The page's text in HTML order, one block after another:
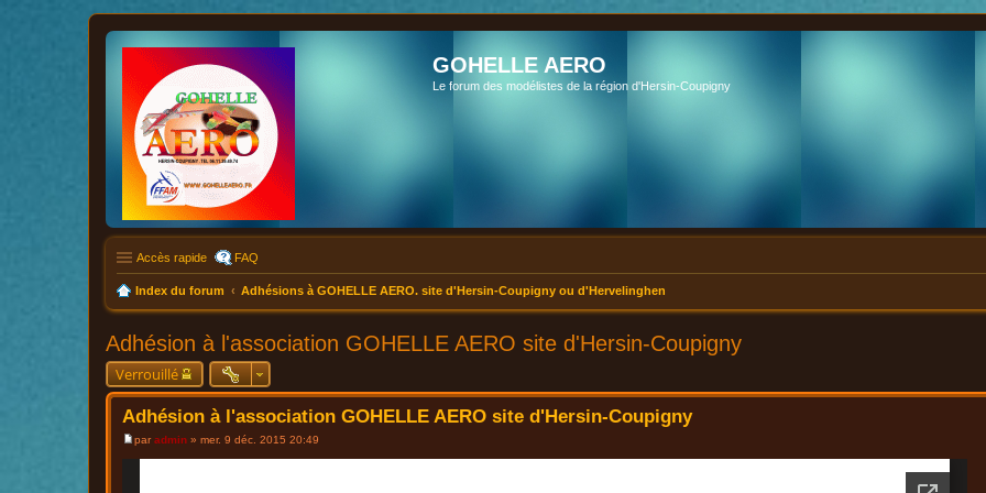
GOHELLE AERO
Le forum des modélistes de la région d'Hersin-Coupigny
Accès rapide FAQ
Index du forum Adhésions à GOHELLE AERO. site d'Hersin-Coupigny ou d'Hervelinghen
Adhésion à l'association GOHELLE AERO site d'Hersin-Coupigny
Verrouillé
Adhésion à l'association GOHELLE AERO site d'Hersin-Coupigny
M
e
paradmin » mer. 9 déc. 2015 20:49